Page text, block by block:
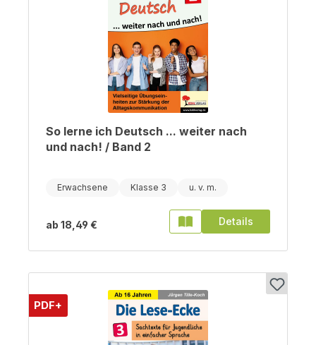
So lerne ich Deutsch ... weiter nach
und nach! / Band 2
Erwachsene Klasse 3
ab 18,49 € Details
PDF+